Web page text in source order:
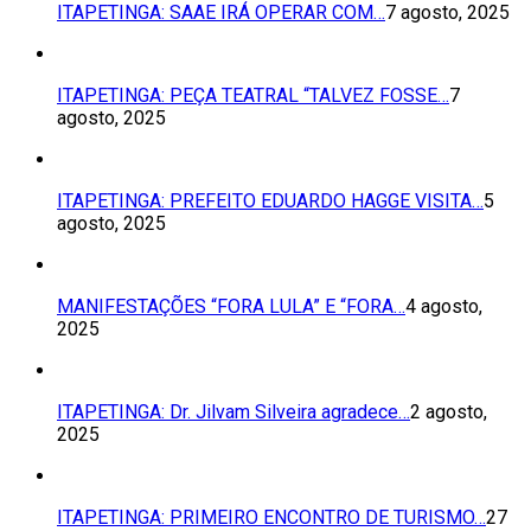
ITAPETINGA: SAAE IRÁ OPERAR COM…7 agosto, 2025
ITAPETINGA: PEÇA TEATRAL “TALVEZ FOSSE…7
agosto, 2025
ITAPETINGA: PREFEITO EDUARDO HAGGE VISITA…5
agosto, 2025
MANIFESTAÇÕES “FORA LULA” E “FORA…4 agosto,
2025
ITAPETINGA: Dr. Jilvam Silveira agradece…2 agosto,
2025
ITAPETINGA: PRIMEIRO ENCONTRO DE TURISMO…27